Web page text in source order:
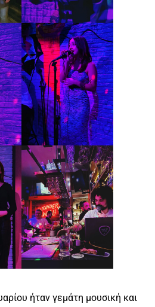
ήταν γεμάτη μουσική και